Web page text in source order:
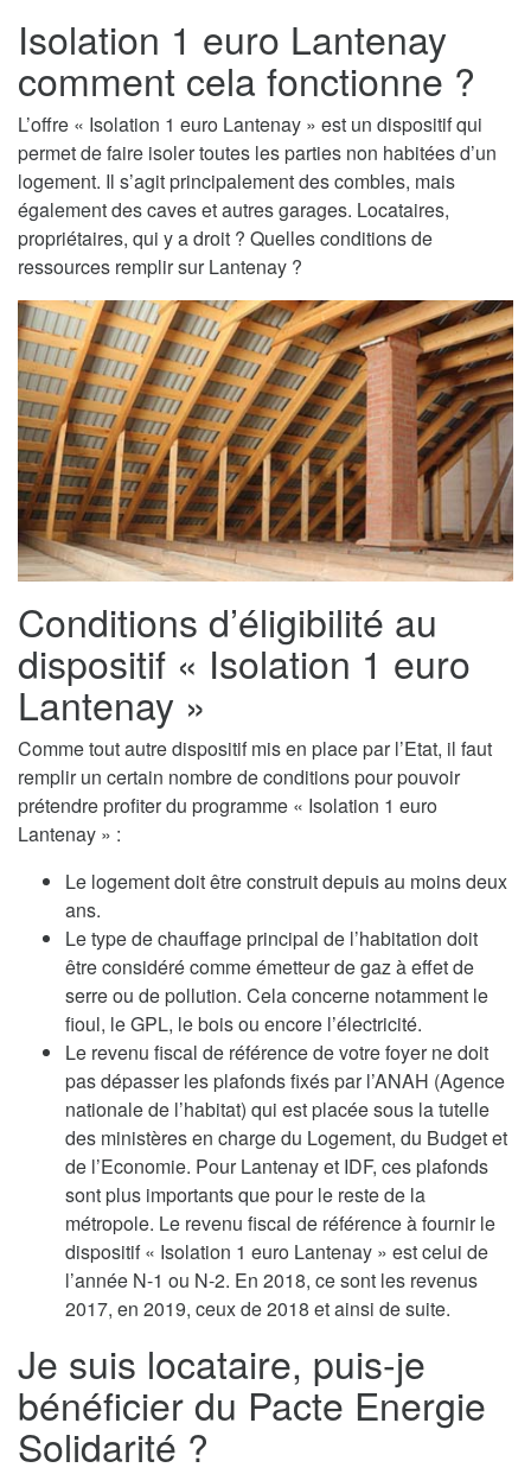
Isolation 1 euro Lantenay
comment cela fonctionne ?
L’offre « Isolation 1 euro Lantenay » est un dispositif qui
permet de faire isoler toutes les parties non habitées d’un
logement. Il s’agit principalement des combles, mais
également des caves et autres garages. Locataires,
propriétaires, qui y a droit ? Quelles conditions de
ressources remplir sur Lantenay ?
Conditions d’éligibilité au
dispositif « Isolation 1 euro
Lantenay »
Comme tout autre dispositif mis en place par l’Etat, il faut
remplir un certain nombre de conditions pour pouvoir
prétendre profiter du programme « Isolation 1 euro
Lantenay » :
Le logement doit être construit depuis au moins deux
ans.
Le type de chauffage principal de l’habitation doit
être considéré comme émetteur de gaz à effet de
serre ou de pollution. Cela concerne notamment le
fioul, le GPL, le bois ou encore l’électricité.
Le revenu fiscal de référence de votre foyer ne doit
pas dépasser les plafonds fixés par l’ANAH (Agence
nationale de l’habitat) qui est placée sous la tutelle
des ministères en charge du Logement, du Budget et
de l’Economie. Pour Lantenay et IDF, ces plafonds
sont plus importants que pour le reste de la
métropole. Le revenu fiscal de référence à fournir le
dispositif « Isolation 1 euro Lantenay » est celui de
l’année N-1 ou N-2. En 2018, ce sont les revenus
2017, en 2019, ceux de 2018 et ainsi de suite.
Je suis locataire, puis-je
bénéficier du Pacte Energie
Solidarité ?